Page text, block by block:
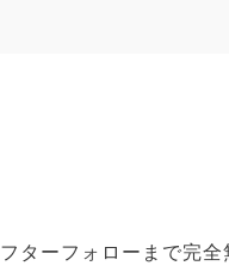
ーフォローまで完全